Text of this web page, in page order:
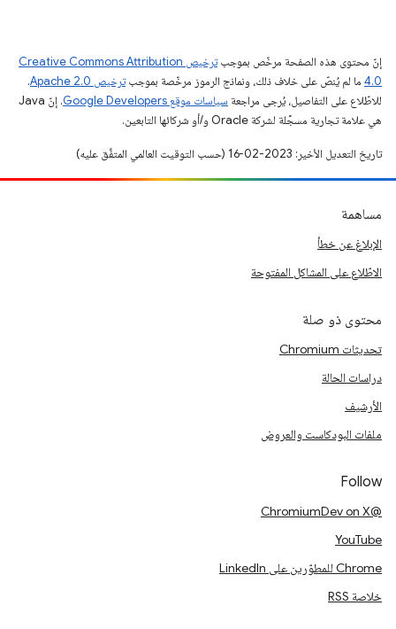
إنّ محتوى هذه الصفحة مرخّص بموجب
ترخيص Creative Commons Attribution
4.0‏ ما لم يُنصّ على خلاف ذلك، ونماذج الرموز مرخّصة بموجبترخيص Apache 2.0‏
.
للاطّلاع على التفاصيل، يُرجى مراجعة سياسات موقع Google Developers‏
. إنّ Java
هي علامة تجارية مسجَّلة لشركة Oracle و/أو شركائها التابعين.
تاريخ التعديل الأخير: 2023-02-16 (حسب التوقيت العالمي المتفَّق عليه)
مساهمة
الإبلاغ عن خطأ
الاطّلاع على المشاكل المفتوحة
محتوى ذو صلة
تحديثات Chromium
دراسات الحالة
الأرشيف
ملفات البودكاست والعروض
Follow
@ChromiumDev on X
YouTube
Chrome للمطوّرين على LinkedIn
خلاصة RSS